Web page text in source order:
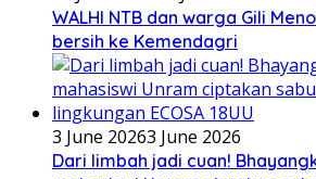
WALHI NTB dan warga Gili
bersih ke Kemendagri
3 June 20263 June 2026
Dari limbah jadi cuan!